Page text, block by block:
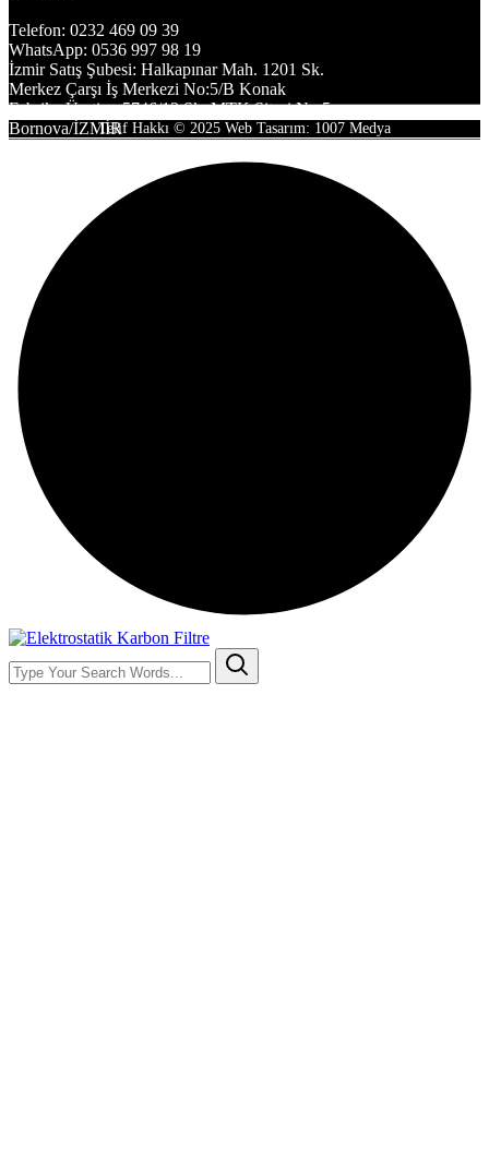
Telefon: 0232 469 09 39
WhatsApp: 0536 997 98 19
İzmir Satış Şubesi: Halkapınar Mah. 1201 Sk.
Merkez Çarşı İş Merkezi No:5/B Konak
Fabrika Üretim: 5746/13 Sk. MTK Sitesi No:5
Bornova/İZMİRTelif Hakkı © 2025 Web Tasarım: 1007 Medya